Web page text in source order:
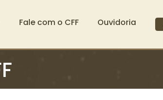
Fale com o CFF Ouvidoria